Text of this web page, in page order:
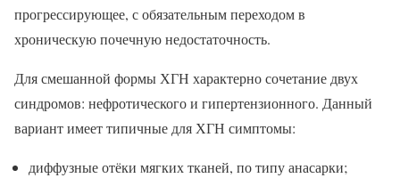
прогрессирующее, с обязательным переходом в
хроническую почечную недостаточность.
Для смешанной формы ХГН характерно сочетание двух
синдромов: нефротического и гипертензионного. Данный
вариант имеет типичные для ХГН симптомы:
диффузные отёки мягких тканей, по типу анасарки;